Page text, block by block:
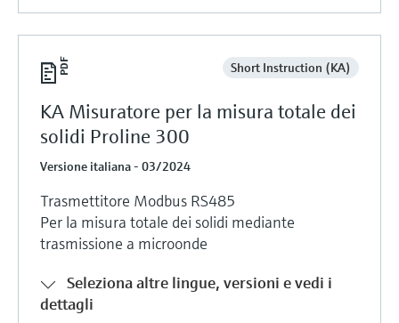
Short Instruction (KA)
KA Misuratore per la misura totale dei
solidi Proline 300
Versione italiana - 03/2024
Trasmettitore Modbus RS485
Per la misura totale dei solidi mediante
trasmissione a microonde
Seleziona altre lingue, versioni e vedi i
dettagli